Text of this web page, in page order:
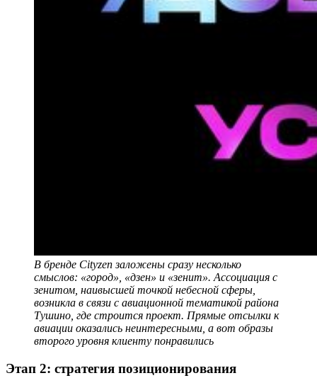
В бренде Cityzen заложены сразу несколько
смыслов: «город», «дзен» и «зенит». Ассоциация с
зенитом, наивысшей точкой небесной сферы,
возникла в связи с авиационной тематикой района
Тушино, где строится проект. Прямые отсылки к
авиации оказались неинтересными, а вот образы
второго уровня клиенту понравились
Этап 2: стратегия позиционирования